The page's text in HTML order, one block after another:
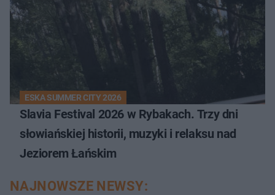
ESKA SUMMER CITY 2026
Slavia Festival 2026 w Rybakach. Trzy dni
słowiańskiej historii, muzyki i relaksu nad
Jeziorem Łańskim
NAJNOWSZE NEWSY: